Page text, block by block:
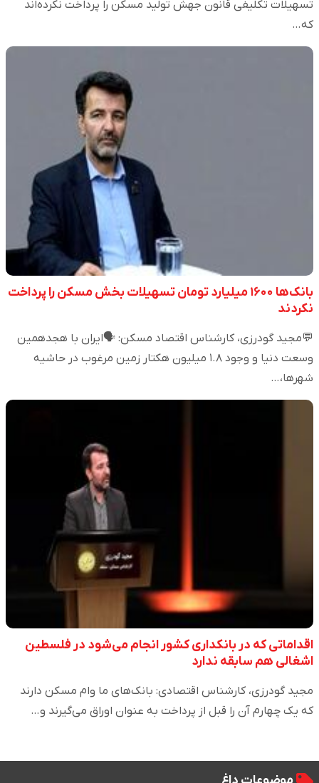
تسهیلات تکلیفی قانون جهش تولید مسکن را پرداخت نکرده‌اند
که…
بانک‌ها ۱۶۰۰ میلیارد تومان تسهیلات بخش مسکن را پرداخت
نکردند
💬مجید گودرزی، کارشناس اقتصاد مسکن: 🗣️ایران با هجدهمین
وسعت دنیا و وجود ۱.۸ میلیون هکتار زمین مرغوب در حاشیه
شهرها،…
اقداماتی که در بانکداری کشور انجام می‌شود در فلسطین
اشغالی هم سابقه ندارد
مجید گودرزی، کارشناس اقتصادی: بانک‌های ما وام مسکن دارند
که یک چهارم آن را قبل از پرداخت به عنوان اوراق می‌گیرند و…